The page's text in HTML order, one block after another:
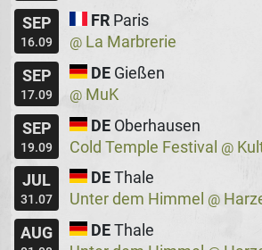
SEP
16.09
FR Paris
@ La Marbrerie
SEP
17.09
DE Gießen
@ MuK
SEP
19.09
DE Oberhausen
Cold Temple Festival @
JUL
31.07
DE Thale
Unter dem Himmel @ Harzer
AUG
DE Thale